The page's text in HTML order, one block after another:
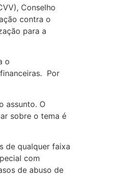
Conselho
contra o
para a
o
Por
assunto. O
sobre o tema é
de qualquer faixa
com
de abuso de